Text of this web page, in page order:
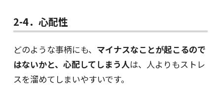
2-4．心配性
どのような事柄にも、 マイナスなことが起こるので
はないかと、心配してしまう人は、人よりもストレ
スを溜めてしまいやすいです。